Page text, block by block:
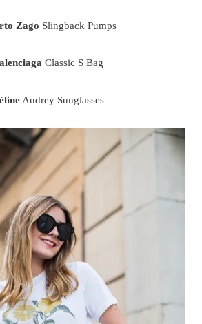
Zago Slingback Pumps
Classic S Bag
Audrey Sunglasses